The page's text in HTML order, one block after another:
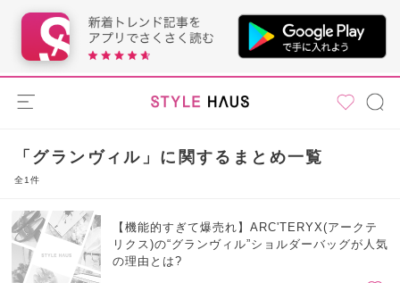
「グランヴィル」に関するまとめ一覧
全1件
【機能的すぎて爆売れ】ARC'TERYX(アークテ
リクス)の“グランヴィル”ショルダーバッグが人気
の理由とは?